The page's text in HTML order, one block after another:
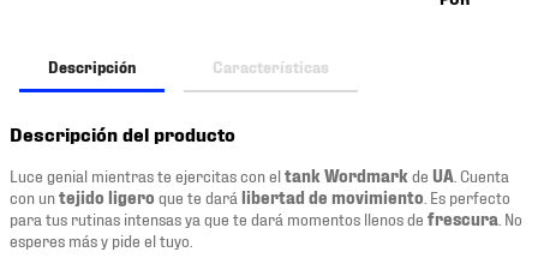
Descripción Características
Descripción del producto
Luce genial mientras te ejercitas con eltank Wordmark de UA . Cuenta
con untejido ligero que te dará libertad de movimiento . Es perfecto
para tus rutinas intensas ya que te dará momentos llenos de frescura . No
esperes más y pide el tuyo.